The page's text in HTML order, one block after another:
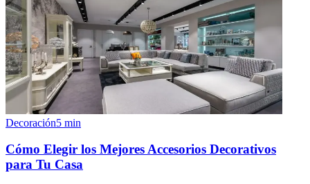
Decoración5 min
Cómo Elegir los Mejores Accesorios Decorativos
para Tu Casa